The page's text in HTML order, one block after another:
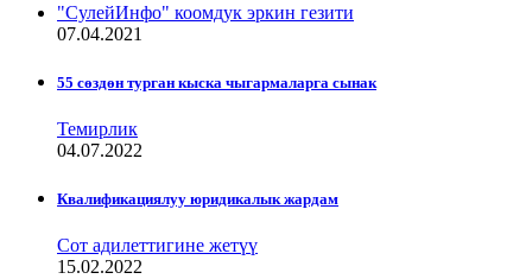
"СулейИнфо" коомдук эркин гезити
07.04.2021
55 сөздөн турган кыска чыгармаларга сынак
Темирлик
04.07.2022
Квалификациялуу юридикалык жардам
Сот адилеттигине жетүү
15.02.2022